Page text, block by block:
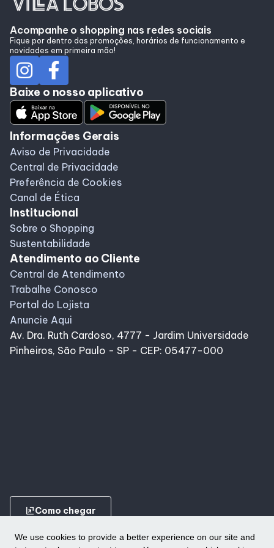
We use cookies to provide a better experience on our site and
Lojas
Alimentação
Programa de Benefícios
Acompanhe o shopping nas redes sociais
Fique por dentro das promoções, horários de funcionamento e
novidades em primeira mão!
Baixe o nosso aplicativo
Informações Gerais
Aviso de Privacidade
Central de Privacidade
Preferência de Cookies
Canal de Ética
Institucional
Sobre o Shopping
Sustentabilidade
Atendimento ao Cliente
Central de Atendimento
Trabalhe Conosco
Portal do Lojista
Anuncie Aqui
Av. Dra. Ruth Cardoso, 4777 - Jardim Universidade
Pinheiros, São Paulo - SP - CEP: 05477-000
ungroupComo chegar